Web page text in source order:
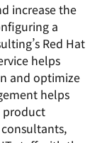
increase the
a
Red Hat
helps
and optimize
helps
product